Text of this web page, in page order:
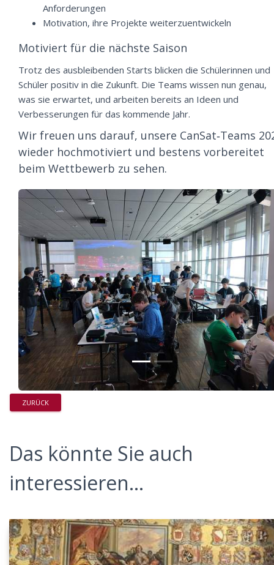
Anforderungen
Motivation, ihre Projekte weiterzuentwickeln
Motiviert für die nächste Saison
Trotz des ausbleibenden Starts blicken die Schülerinnen und
Schüler positiv in die Zukunft. Die Teams wissen nun genau,
was sie erwartet, und arbeiten bereits an Ideen und
Verbesserungen für das kommende Jahr.
Wir freuen uns darauf, unsere CanSat‑Teams
wieder hochmotiviert und bestens vorbereitet
beim Wettbewerb zu sehen.
ZURÜCK
Das könnte Sie auch
interessieren...